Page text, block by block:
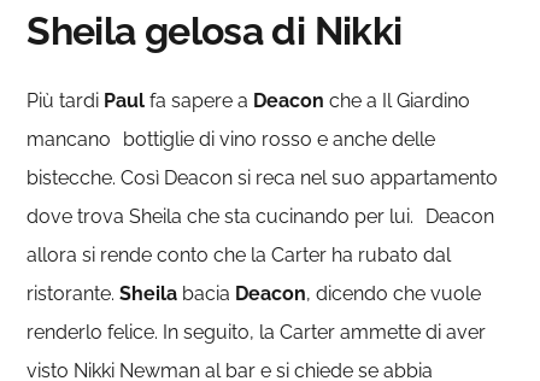
Sheila gelosa di Nikki
Più tardi Paul fa sapere a Deacon che a Il Giardino
mancano bottiglie di vino rosso e anche delle
bistecche. Così Deacon si reca nel suo appartamento
dove trova Sheila che sta cucinando per lui. Deacon
allora si rende conto che la Carter ha rubato dal
ristorante.Sheila bacia Deacon, dicendo che vuole
renderlo felice. In seguito, la Carter ammette di aver
visto Nikki Newman al bar e si chiede se abbia